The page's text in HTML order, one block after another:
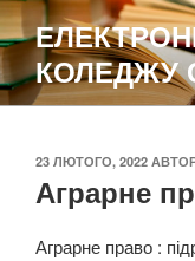
Перейти
до
вмістуКОЛЕДЖУ
ОПУБЛІКОВАНО
23 ЛЮТОГО, 2022
Аграрне
Аграрне право :